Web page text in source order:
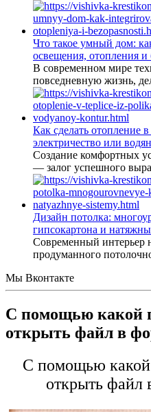
Что такое умный дом:
освещения, отопления и
В современном мире
повседневную жизнь,
Как сделать отопление
электричество или
Создание комфортных
— залог успешного
Дизайн потолка:
гипсокартона и
Современный интерьер
продуманного
Мы Вконтакте
С помощью какой
открыть файл в
С помощью
открыть файл